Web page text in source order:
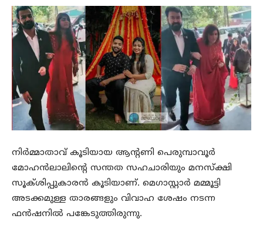
നിർമ്മാതാവ് കൂടിയായ ആന്റണി പെരുമ്പാവൂർ
മോഹൻലാലിന്റെ സന്തത സഹചാരിയും മനസ്‌ക്ഷി
സൂക്ശിപ്പുകാരൻ കൂടിയാണ്. മെഗാസ്റ്റാർ മമ്മൂട്ടി
അടക്കമുള്ള താരങ്ങളും വിവാഹ ശേഷം നടന്ന
ഫൻഷനിൽ പങ്കേടുത്തിരുന്നു.